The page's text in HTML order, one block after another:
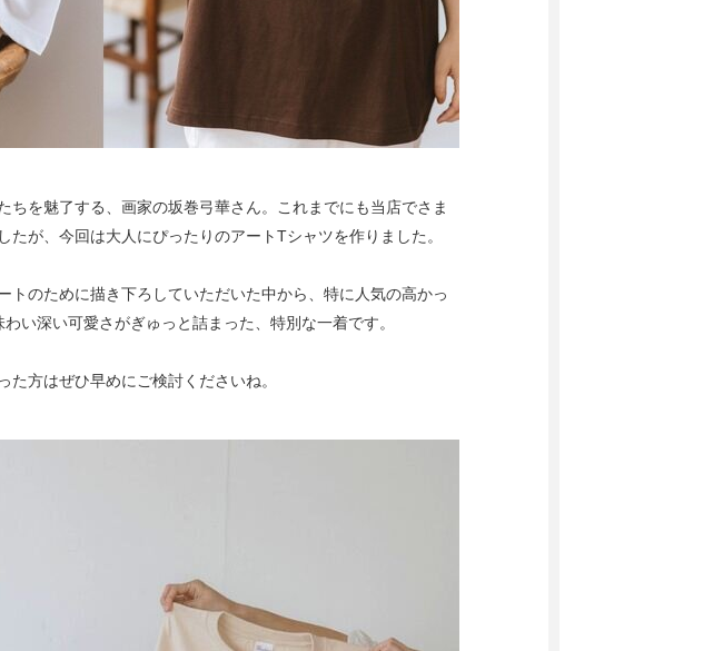
ちを魅了する、画家の坂巻弓華さん。これまでにも当店でさま
たが、今回は大人にぴったりのアートTシャツを作りました。
トのために描き下ろしていただいた中から、特に人気の高かっ
い深い可愛さがぎゅっと詰まった、特別な一着です。
方はぜひ早めにご検討くださいね。